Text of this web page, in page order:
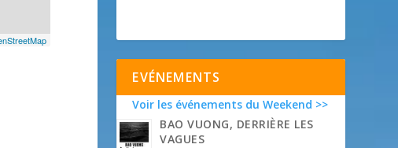
EVÉNEMENTS
Voir les événements du Weekend >>
BAO VUONG, DERRIÈRE LES
VAGUES